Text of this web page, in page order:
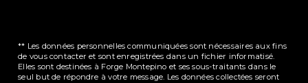
** Les données personnelles communiquées sont nécessaires aux fins
de vous contacter et sont enregistrées dans un fichier informatisé.
Elles sont destinées à Forge Montepino et ses sous-traitants dans le
seul but de répondre à votre message. Les données collectées seront